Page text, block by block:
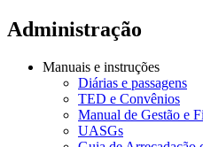
Administração
Manuais e instruções
Diárias e passagens
TED e Convênios
Manual de Gestão e
UASGs